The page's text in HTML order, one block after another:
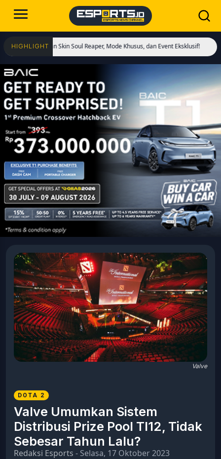
HIGHLIGHT
Skin Soul Reaper, Mode Khusus, dan Event Eksklusif! Cristiano
Valve
DOTA 2
Valve Umumkan Sistem
Distribusi Prize Pool TI12, Tidak
Sebesar Tahun Lalu?
Redaksi Esports - Selasa, 17 Oktober 2023